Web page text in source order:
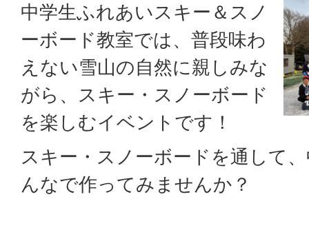
中学生ふれあいスキー＆スノ
ーボード教室では、普段味わ
えない雪山の自然に親しみな
がら、スキー・スノーボード
を楽しむイベントです！
スキー・スノーボードを通して
んなで作ってみませんか？